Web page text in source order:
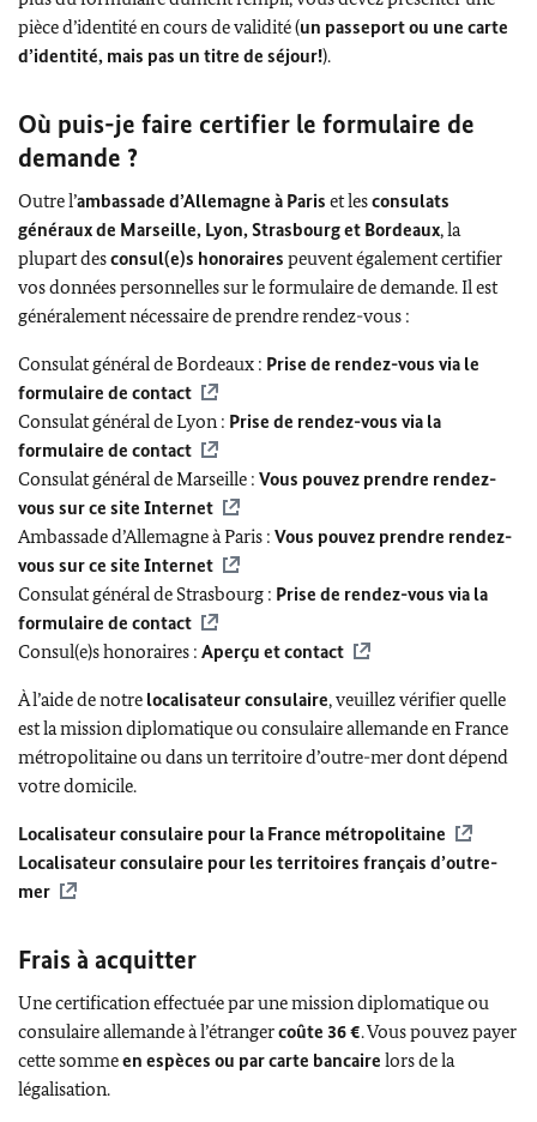
pièce d’identité en cours de validité (un passeport ou une carte
d’identité, mais pas un titre de séjour!).
Où puis-je faire certifier le formulaire de
demande ?
Outre l’ambassade d’Allemagne à Paris et lesconsulats
généraux de Marseille, Lyon, Strasbourg et Bordeaux, la
plupart desconsul(e)s honoraires peuvent également certifier
vos données personnelles sur le formulaire de demande. Il est
généralement nécessaire de prendre rendez-vous :
Consulat général de Bordeaux : Prise de rendez-vous via le
formulaire de contact
Consulat général de Lyon : Prise de rendez-vous via la
formulaire de contact
Consulat général de Marseille : Vous pouvez prendre rendez-
vous sur ce site Internet
Ambassade d’Allemagne à Paris : Vous pouvez prendre rendez-
vous sur ce site Internet
Consulat général de Strasbourg : Prise de rendez-vous via la
formulaire de contact
Consul(e)s honoraires : Aperçu et contact
À l’aide de notre localisateur consulaire, veuillez vérifier quelle
est la mission diplomatique ou consulaire allemande en France
métropolitaine ou dans un territoire d’outre-mer dont dépend
votre domicile.
Localisateur consulaire pour la France métropolitaine
Localisateur consulaire pour les territoires français d’outre-
mer
Frais à acquitter
Une certification effectuée par une mission diplomatique ou
consulaire allemande à l’étrangercoûte 36 €. Vous pouvez payer
cette sommeen espèces ou par carte bancaire lors de la
légalisation.